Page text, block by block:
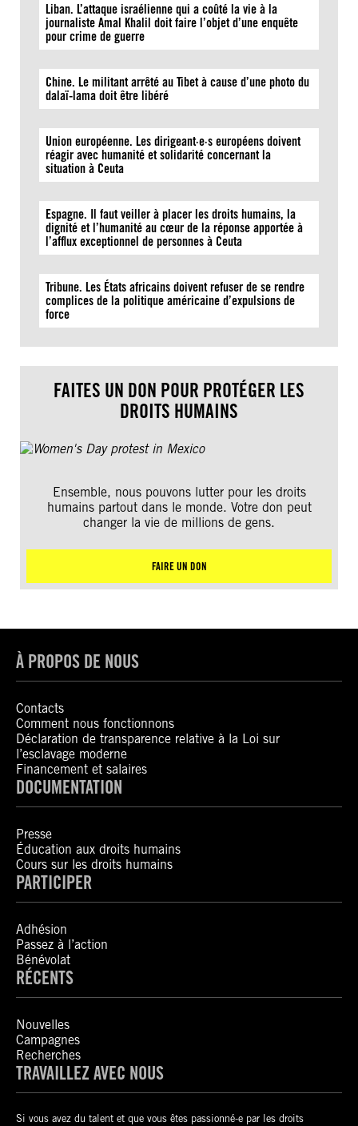
Liban. L’attaque israélienne qui a coûté la vie à la
journaliste Amal Khalil doit faire l’objet d’une enquête
pour crime de guerre
Chine. Le militant arrêté au Tibet à cause d’une photo du
dalaï-lama doit être libéré
Union européenne. Les dirigeant·e·s européens doivent
réagir avec humanité et solidarité concernant la
situation à Ceuta
Espagne. Il faut veiller à placer les droits humains, la
dignité et l’humanité au cœur de la réponse apportée à
l’afflux exceptionnel de personnes à Ceuta
Tribune. Les États africains doivent refuser de se rendre
complices de la politique américaine d’expulsions de
force
FAITES UN DON POUR PROTÉGER LES
DROITS HUMAINS
Ensemble, nous pouvons lutter pour les droits
humains partout dans le monde. Votre don peut
changer la vie de millions de gens.
FAIRE UN DON
À PROPOS DE NOUS
Contacts
Comment nous fonctionnons
Déclaration de transparence relative à la Loi sur
l’esclavage moderne
Financement et salaires
DOCUMENTATION
Presse
Éducation aux droits humains
Cours sur les droits humains
PARTICIPER
Adhésion
Passez à l’action
Bénévolat
RÉCENTS
Nouvelles
Campagnes
Recherches
TRAVAILLEZ AVEC NOUS
Si vous avez du talent et que vous êtes passionné-e par les droits